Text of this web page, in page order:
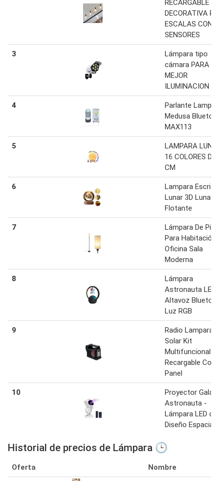
RECARGABLE
DECORATIVA
ESCALAS CON
SENSORES
3
Lámpara tipo
cámara PARA
MEJOR
ILUMINACION
4
Parlante
Medusa
MAX113
5
LAMPARA LUNA
16 COLORES DE
CM
6
Lampara
Lunar 3D Luna
Flotante
7
Lámpara De Pie
Para Habitación
Oficina Sala
Moderna
8
Lámpara
Astronauta LED
Altavoz
Luz RGB
9
Radio Lampara
Solar Kit
Multifuncional
Recargable Con
Panel
10
Proyector
Astronauta -
Lámpara LED
Diseño Espacial
Historial de precios de Lámpara 🕒
Oferta Nombre